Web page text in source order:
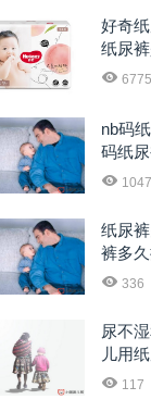
好奇
纸尿
6775
nb码
码纸
1047
纸尿
裤多
336
尿不
儿用
117